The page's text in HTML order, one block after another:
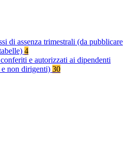
di assenza trimestrali (da pubblicare
4
e autorizzati ai dipendenti
non dirigenti) 30